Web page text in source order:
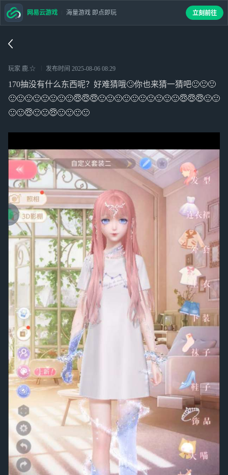
玩家 鹿.☆ 发布时间 2025-08-06 08:29
170抽没有什么东西呢？好难猜哦🙄你也来猜一猜吧🙂🙂🙂
🙂🙂🙂🙂🙂🙂🙂🙂😇😇😇🙂🙂🙂🙂🙂🙂🙂🙂🙂🙂😇😇😇🙂🙂
🙂🙂😇🙂🙂😇🙂🙂🙂🙂
网易云游戏 海量游戏 即点即玩 立刻前往